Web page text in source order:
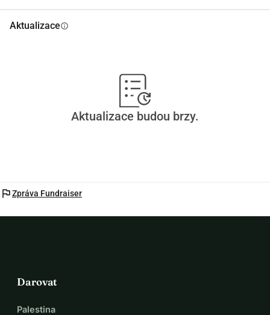
Aktualizaceinfo
Aktualizace budou brzy.
flagZpráva Fundraiser
Darovat
Palestina